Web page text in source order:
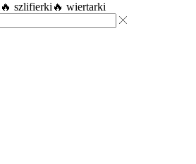
🔥 szlifierki 🔥 wiertarki